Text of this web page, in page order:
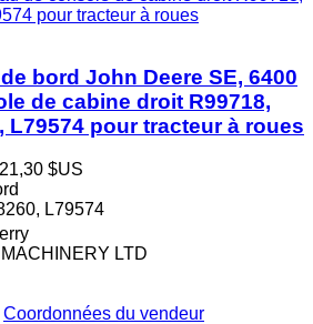
pour tracteur à roues
bord John Deere SE, 6400
de cabine droit R99718,
L79574 pour tracteur à roues
$US
L79574
LTD
Coordonnées du vendeur